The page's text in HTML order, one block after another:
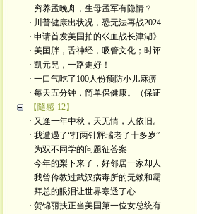
· 穷养孟晚舟，生母孟军有隐情？
· 川普健康出状况，恐无法再战2024
· 申请首发美国拍的巜血战长津湖》
· 美囯胖，舌神经，吸管文化；时评
· 凱元兄，一路走好！
· 一口气吃了100人份预防小儿麻痹
· 每天五分钟，简单保健康。（保证
【隨感-12】
· 又逢一年中秋，天无情，人依旧。
· 我遭遇了“打两针辉瑞老了十多岁”
· 为双不同学的问题征荅案
· 今年的梨下来了，好邻居一家却人
· 我曾伶教过武汉病毒所的无赖和霸
· 拜总的眼泪让世界寒透了心
· 贺锦丽扶正当美国第一位女总统有